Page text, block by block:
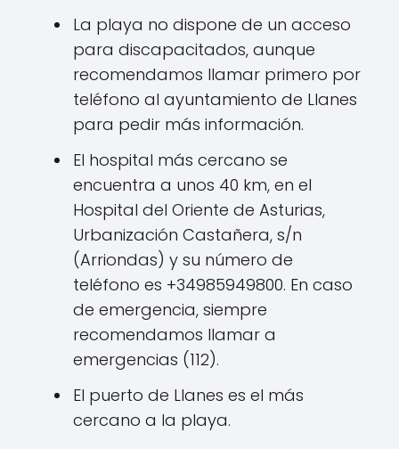
La playa no dispone de un acceso
para discapacitados, aunque
recomendamos llamar primero por
teléfono al ayuntamiento de Llanes
para pedir más información.
El hospital más cercano se
encuentra a unos 40 km, en el
Hospital del Oriente de Asturias,
Urbanización Castañera, s/n
(Arriondas) y su número de
teléfono es +34985949800. En caso
de emergencia, siempre
recomendamos llamar a
emergencias (112).
El puerto de Llanes es el más
cercano a la playa.